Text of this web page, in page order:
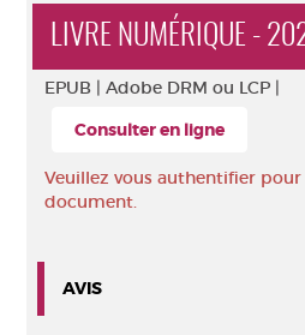
LIVRE NUMÉRIQUE -
EPUB | Adobe DRM ou LCP |
Consulter en ligne
Veuillez vous authentifier pour
document.
AVIS